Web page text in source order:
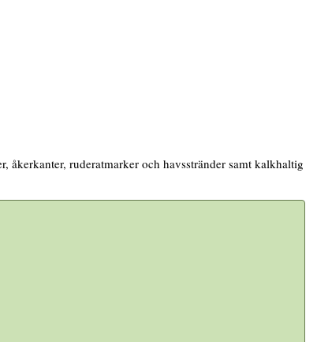
ruderatmarker och havsstränder samt kalkhaltig